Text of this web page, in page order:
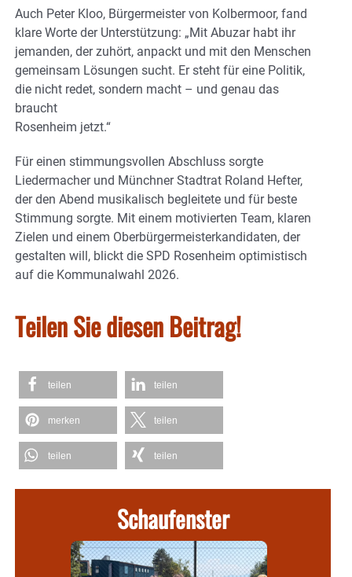
Auch Peter Kloo, Bürgermeister von Kolbermoor, fand
klare Worte der Unterstützung: „Mit Abuzar habt ihr
jemanden, der zuhört, anpackt und mit den Menschen
gemeinsam Lösungen sucht. Er steht für eine Politik,
die nicht redet, sondern macht – und genau das
braucht
Rosenheim jetzt.“
Für einen stimmungsvollen Abschluss sorgte
Liedermacher und Münchner Stadtrat Roland Hefter,
der den Abend musikalisch begleitete und für beste
Stimmung sorgte. Mit einem motivierten Team, klaren
Zielen und einem Oberbürgermeisterkandidaten, der
gestalten will, blickt die SPD Rosenheim optimistisch
auf die Kommunalwahl 2026.
Teilen Sie diesen Beitrag!
teilen teilen
merken teilen
teilen teilen
Schaufenster